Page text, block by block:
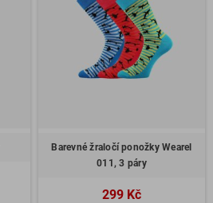
Barevné žraločí ponožky Wearel
011, 3 páry
299 Kč